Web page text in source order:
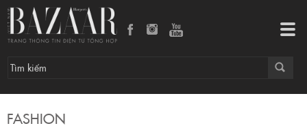
FASHION